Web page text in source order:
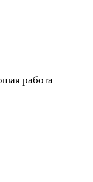
работа